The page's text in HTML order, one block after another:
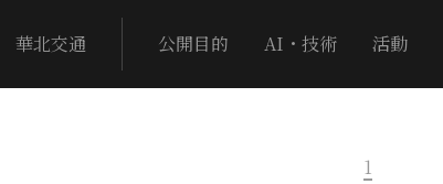
華北交通 公開目的 AI・技術 活動
1